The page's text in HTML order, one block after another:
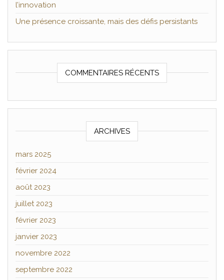
l’innovation
Une présence croissante, mais des défis persistants
COMMENTAIRES RÉCENTS
ARCHIVES
mars 2025
février 2024
août 2023
juillet 2023
février 2023
janvier 2023
novembre 2022
septembre 2022